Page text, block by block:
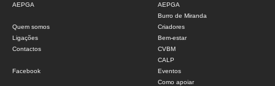
AEPGA
Quem somos
Ligações
Contactos
Facebook
AEPGA
Burro de Miranda
Criadores
Bem-estar
CVBM
CALP
Eventos
Como apoiar